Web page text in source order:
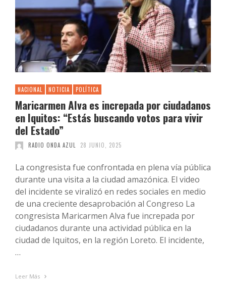
NACIONAL NOTICIA POLÍTICA
Maricarmen Alva es increpada por ciudadanos
en Iquitos: “Estás buscando votos para vivir
del Estado”
RADIO ONDA AZUL 28 JUNIO, 2025
La congresista fue confrontada en plena vía pública
durante una visita a la ciudad amazónica. El video
del incidente se viralizó en redes sociales en medio
de una creciente desaprobación al Congreso La
congresista Maricarmen Alva fue increpada por
ciudadanos durante una actividad pública en la
ciudad de Iquitos, en la región Loreto. El incidente,
…
Leer Más